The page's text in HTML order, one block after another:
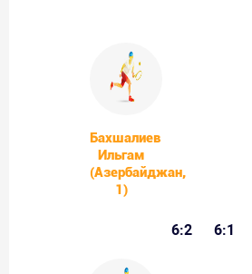
Бахшалиев
Ильгам
(Азербайджан,
1)
6:2 6:1